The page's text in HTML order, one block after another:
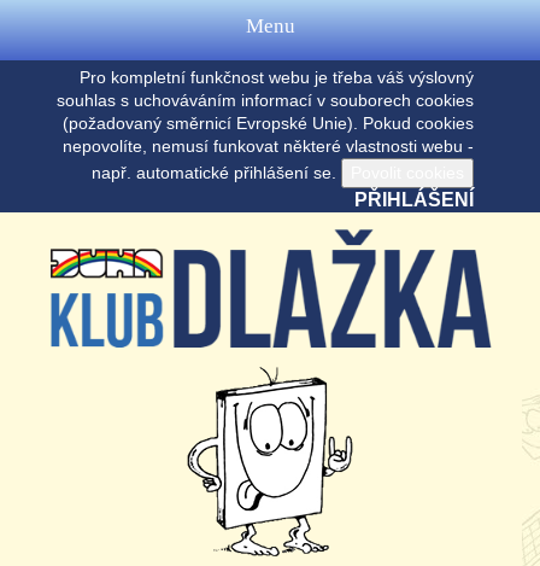
Pro kompletní funkčnost webu je třeba váš výslovný
souhlas s uchováváním informací v souborech cookies
(požadovaný směrnicí Evropské Unie). Pokud cookies
nepovolíte, nemusí funkovat některé vlastnosti webu -
např. automatické přihlášení se.
PŘIHLÁŠENÍ